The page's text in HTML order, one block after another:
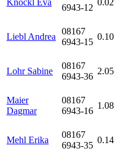
Knöckl Eva
6943-12
0.02
Liebl Andrea
08167
6943-15
0.10
Lohr Sabine
08167
6943-36
2.05
Maier
Dagmar
08167
6943-16
1.08
Mehl Erika
08167
6943-35
0.14